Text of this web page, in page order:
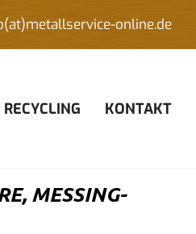
online.de
KONTAKT
MESSING-W